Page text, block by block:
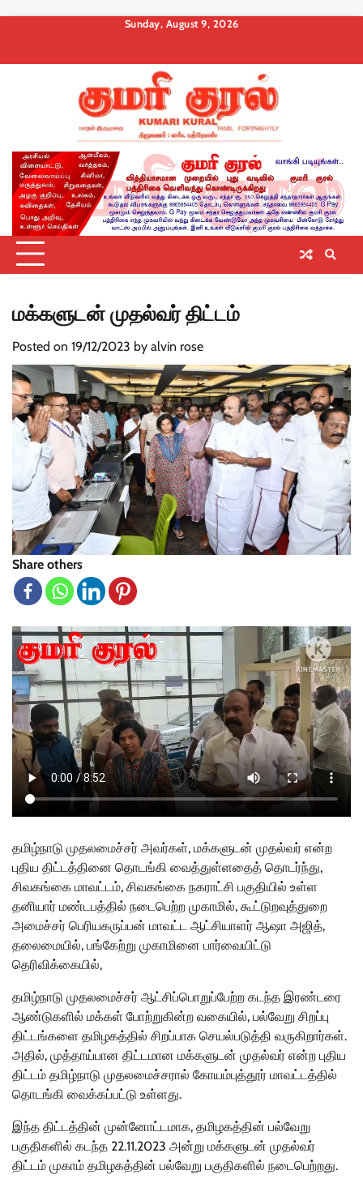
content
Sunday, August 9, 2026
Policy
Conditions
CheckoutCancel
மக்களுடன் முதல்வர் திட்டம்
Posted on 19/12/2023 by alvin rose
Share others
தமிழ்நாடு முதலமைச்சர் அவர்கள், மக்களுடன் முதல்வர் என்ற
புதிய திட்டத்தினை தொடங்கி வைத்துள்ளதைத் தொடர்ந்து,
சிவகங்கை மாவட்டம், சிவகங்கை நகராட்சி பகுதியில் உள்ள
தனியார் மண்டபத்தில் நடைபெற்ற முகாமில், கூட்டுறவுத்துறை
அமைச்சர் பெரியகருப்பன் மாவட்ட ஆட்சியாளர் ஆஷா அஜித்,
தலைமையில், பங்கேற்று முகாமினை பார்வையிட்டு
தெரிவிக்கையில்,
தமிழ்நாடு முதலமைச்சர் ஆட்சிப்பொறுப்பேற்ற கடந்த இரண்டரை
ஆண்டுகளில் மக்கள் போற்றுகின்ற வகையில், பல்வேறு சிறப்பு
திட்டங்களை தமிழகத்தில் சிறப்பாக செயல்படுத்தி வருகிறார்கள்.
அதில், முத்தாய்பான திட்டமான மக்களுடன் முதல்வர் என்ற புதிய
திட்டம் தமிழ்நாடு முதலமைச்சரால் கோயம்புத்தூர் மாவட்டத்தில்
தொடங்கி வைக்கப்பட்டு உள்ளது.
இந்த திட்டத்தின் முன்னோட்டமாக, தமிழகத்தின் பல்வேறு
பகுதிகளில் கடந்த 22.11.2023 அன்று மக்களுடன் முதல்வர்
திட்டம் முகாம் தமிழகத்தின் பல்வேறு பகுதிகளில் நடைபெற்றது.